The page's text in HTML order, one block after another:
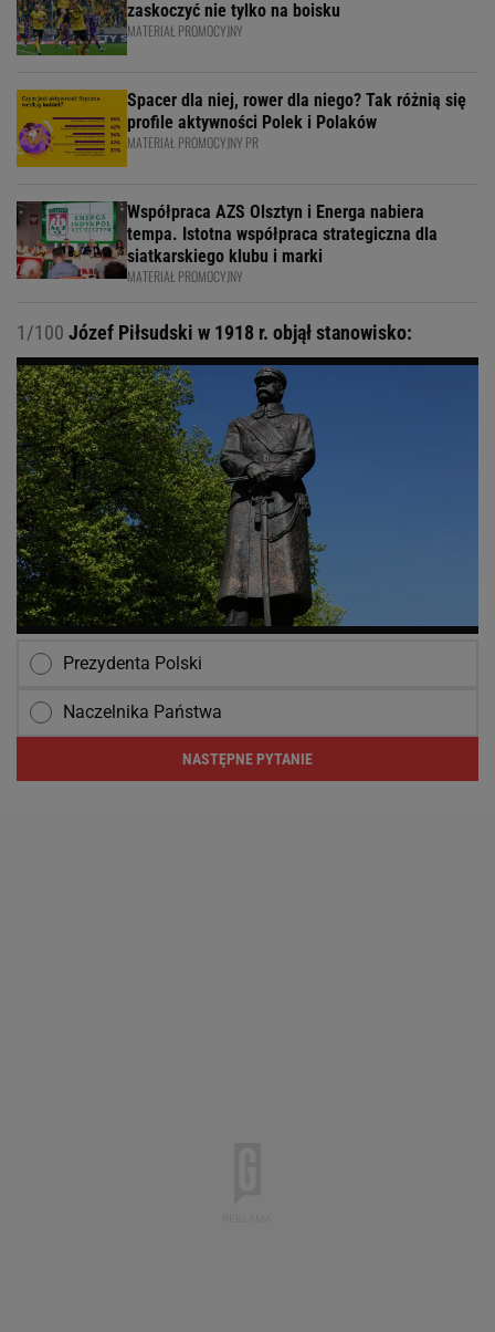
zaskoczyć nie tylko na boisku
MATERIAŁ PROMOCYJNY
Spacer dla niej, rower dla niego? Tak różnią się
profile aktywności Polek i Polaków
MATERIAŁ PROMOCYJNY PR
Współpraca AZS Olsztyn i Energa nabiera
tempa. Istotna współpraca strategiczna dla
siatkarskiego klubu i marki
MATERIAŁ PROMOCYJNY
1/100 Józef Piłsudski w 1918 r. objął stanowisko:
Prezydenta Polski
Naczelnika Państwa
NASTĘPNE PYTANIE